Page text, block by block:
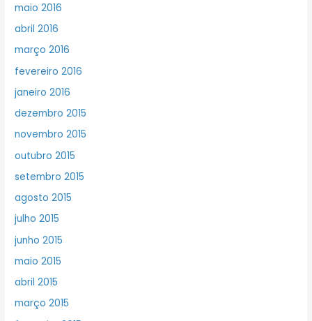
maio 2016
abril 2016
março 2016
fevereiro 2016
janeiro 2016
dezembro 2015
novembro 2015
outubro 2015
setembro 2015
agosto 2015
julho 2015
junho 2015
maio 2015
abril 2015
março 2015